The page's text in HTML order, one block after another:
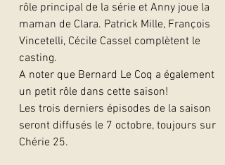
rôle principal de la série et Anny joue la
maman de Clara. Patrick Mille, François
Vincetelli, Cécile Cassel complètent le
casting.
A noter que Bernard Le Coq a également
un petit rôle dans cette saison!
Les trois derniers épisodes de la saison
seront diffusés le 7 octobre, toujours sur
Chérie 25.